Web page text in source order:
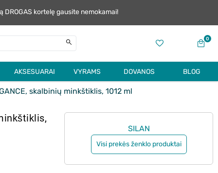
kortelę gausite nemokamai!
0
AKSESUARAI VYRAMS DOVANOS BLOG
skalbinių minkštiklis, 1012 ml
SILAN
Visi prekės ženklo produktai